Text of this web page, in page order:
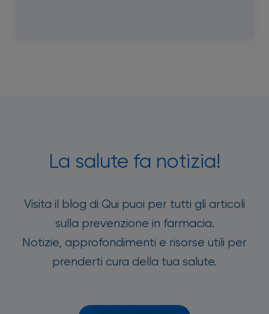
La salute fa notizia!
Visita il blog di Qui puoi per tutti gli articoli
sulla prevenzione in farmacia.
Notizie, approfondimenti e risorse utili per
prenderti cura della tua salute.